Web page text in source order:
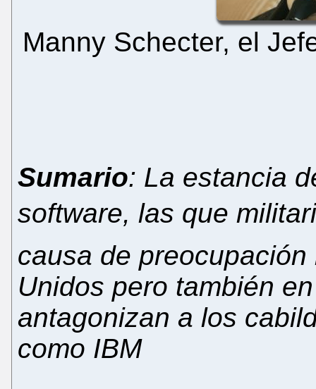
Manny Schecter, el
Sumario: La estancia
software, las que
causa de
Unidos pero también
antagonizan a los
como IBM